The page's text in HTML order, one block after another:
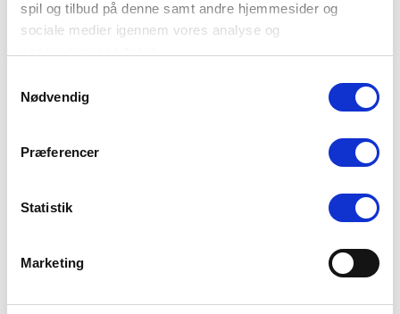
spil og tilbud på denne samt andre hjemmesider og
sociale medier igennem vores analyse og
Du kan læse mere om vores brug af cookies under
"Detaljer" eller ved at klikke videre til vores Cookiepolitik,
Nødvendig
Præferencer
Statistik
Marketing